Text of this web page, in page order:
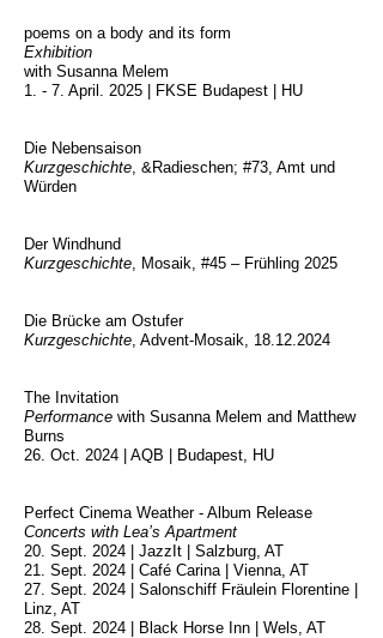
poems on a body and its form
Exhibition
with Susanna Melem
1. - 7. April. 2025 | FKSE Budapest | HU
Die Nebensaison
Kurzgeschichte, &Radieschen; #73, Amt und
Würden
Der Windhund
Kurzgeschichte, Mosaik, #45 – Frühling 2025
Die Brücke am Ostufer
Kurzgeschichte, Advent-Mosaik, 18.12.2024
The Invitation
Performance with Susanna Melem and Matthew
Burns
26. Oct. 2024 | AQB | Budapest, HU
Perfect Cinema Weather- Album Release
Concerts with Lea’s Apartment
20. Sept. 2024 | JazzIt | Salzburg, AT
21. Sept. 2024 | Café Carina | Vienna, AT
27. Sept. 2024 | Salonschiff Fräulein Florentine |
Linz, AT
28. Sept. 2024 | Black Horse Inn | Wels, AT